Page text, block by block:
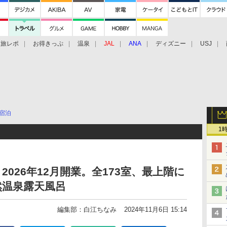
旅レポ お得きっぷ 温泉 JAL ANA ディズニー USJ
1
泊
年12月開業。全173室、最上階に
泉露天風呂
編集部：白江ちなみ 2024年11月6日 15:14